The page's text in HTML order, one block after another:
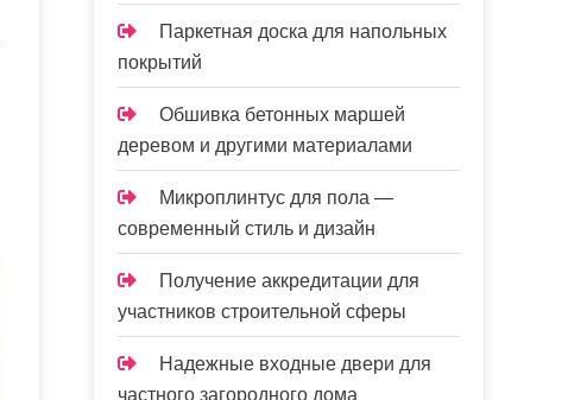
Паркетная доска для напольных
покрытий
Обшивка бетонных маршей
деревом и другими материалами
Микроплинтус для пола —
современный стиль и дизайн
Получение аккредитации для
участников строительной сферы
Надежные входные двери для
частного загородного дома